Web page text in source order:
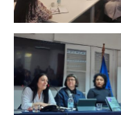
Zoom